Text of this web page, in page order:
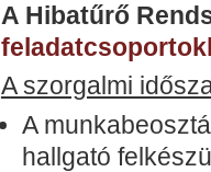
A Hibatűrő
A szorgalmi
A
hallgató